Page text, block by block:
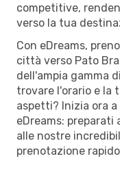
competitive,
verso la tua
Con eDreams,
città verso Pato
dell'ampia gamma
trovare l'orario e la
aspetti? Inizia ora
eDreams: preparati
alle nostre
prenotazione